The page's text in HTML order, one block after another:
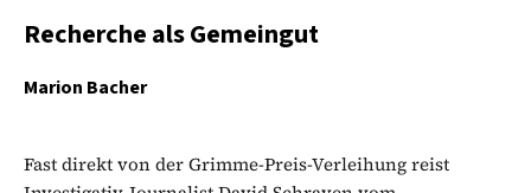
Recherche als Gemeingut
Marion Bacher
Fast direkt von der Grimme-Preis-Verleihung reist